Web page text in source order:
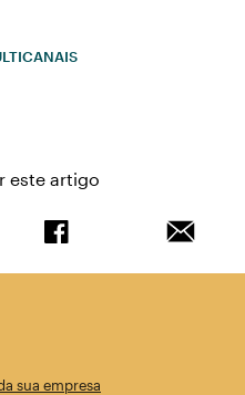
este artigo
sua empresa